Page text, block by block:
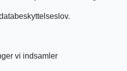
vi indsamler